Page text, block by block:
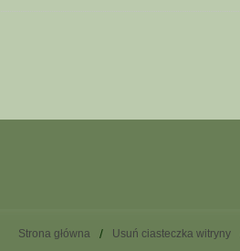
Strona główna Usuń ciasteczka witryny